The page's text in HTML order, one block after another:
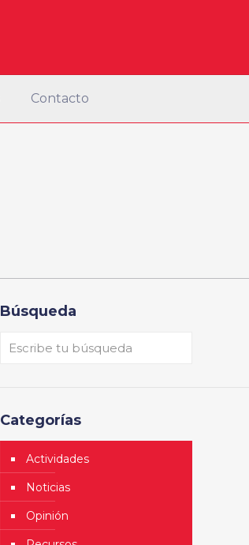
Contacto
Búsqueda
Categorías
Actividades
Noticias
Opinión